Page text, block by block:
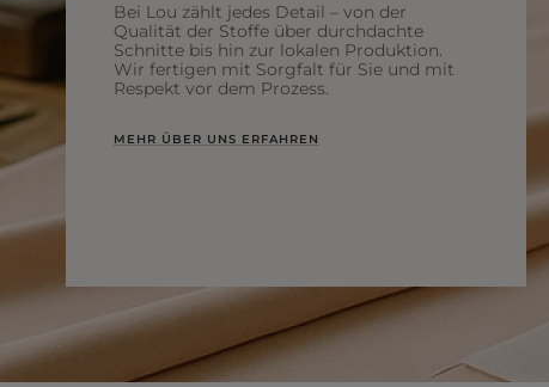
Bei Lou zählt jedes Detail – von der
Qualität der Stoffe über durchdachte
Schnitte bis hin zur lokalen Produktion.
Wir fertigen mit Sorgfalt für Sie und mit
Respekt vor dem Prozess.
MEHR ÜBER UNS ERFAHREN